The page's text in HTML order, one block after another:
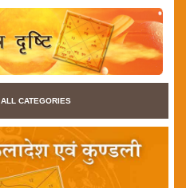
ALL CATEGORIES